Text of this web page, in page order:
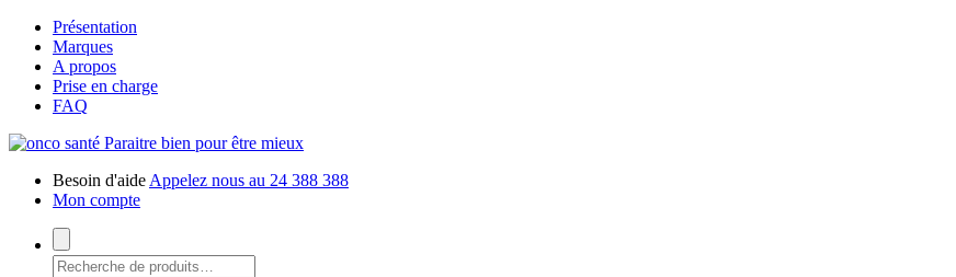
Présentation
Marques
A propos
Prise en charge
FAQ
Paraitre bien pour être mieux
Besoin d'aide Appelez nous au 24 388 388
Mon compte